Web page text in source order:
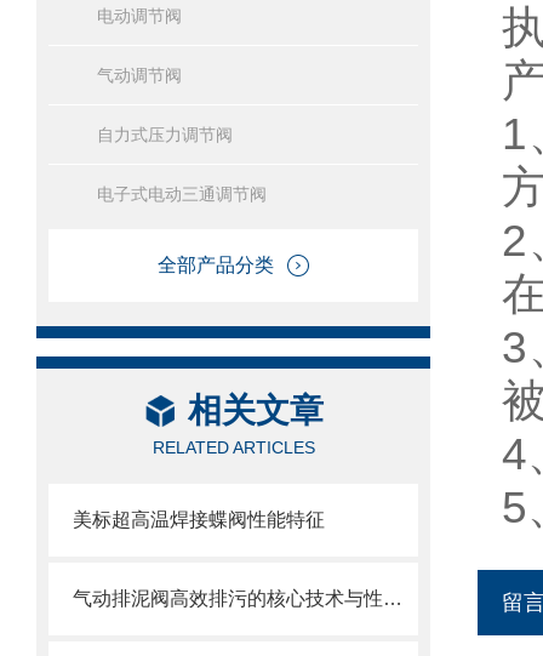
电动调节阀
气动调节阀
自力式压力调节阀
电子式电动三通调节阀
全部产品分类
相关文章
RELATED ARTICLES
美标超高温焊接蝶阀性能特征
气动排泥阀高效排污的核心技术与性能解析
1
2
3
4
5
留